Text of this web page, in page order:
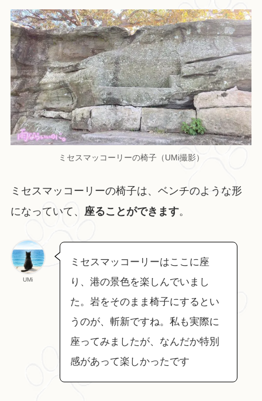
ミセスマッコーリーの椅子（UMi撮影）
ミセスマッコーリーの椅子は、ベンチのような形
になっていて、
座ることができます。
UMi
ミセスマッコーリーはここに座
り、港の景色を楽しんでいまし
た。岩をそのまま椅子にするとい
うのが、斬新ですね。私も実際に
座ってみましたが、なんだか特別
感があって楽しかったです